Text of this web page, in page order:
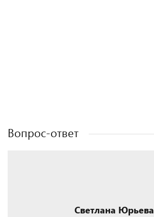
Вопрос-ответ
Светлана Юрьева